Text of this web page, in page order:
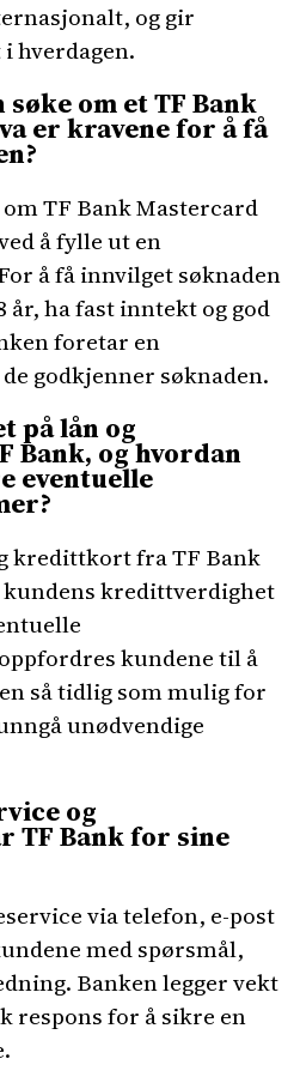
og gir
hverdagen.
om et TF Bank
er kravene for å få
TF Bank Mastercard
å fylle ut en
å få innvilget søknaden
år, ha fast inntekt og god
foretar en
godkjenner søknaden.
på lån og
og hvordan
eventuelle
kredittkort fra TF Bank
kredittverdighet
kundene til å
så tidlig som mulig for
unødvendige
og
TF Bank for sine
via telefon, e-post
med spørsmål,
Banken legger vekt
respons for å sikre en